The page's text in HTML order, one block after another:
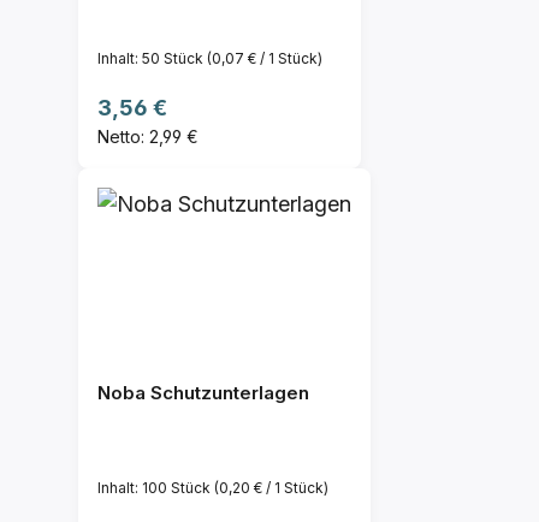
Inhalt: 50 Stück (0,07 € / 1 Stück)
Regulärer Preis:
3,56 €
Netto: 2,99 €
Noba Schutzunterlagen
Inhalt: 100 Stück (0,20 € / 1 Stück)